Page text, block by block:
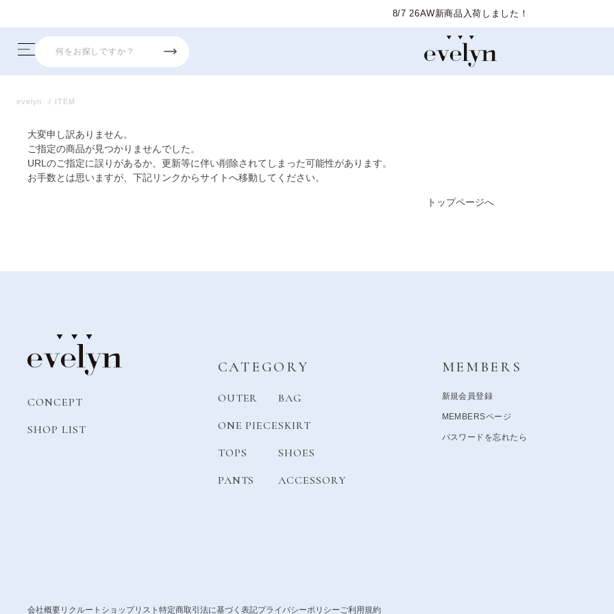
8/7 26AW新商品入荷しました！
evelyn ITEM
大変申し訳ありません。
ご指定の商品が見つかりませんでした。
URLのご指定に誤りがあるか、更新等に伴い削除されてしまった可能性があります。
お手数とは思いますが、下記リンクからサイトへ移動してください。
トップページへ
CONCEPT
SHOP LIST
CATEGORY
OUTER
ONE PIECE
TOPS
PANTS
BAG
SKIRT
SHOES
ACCESSORY
MEMBERS
新規会員登録
MEMBERSページ
パスワードを忘れたら
会社概要 リクルート ショップリスト 特定商取引法に基づく表記プライバシーポリシーご利用規約